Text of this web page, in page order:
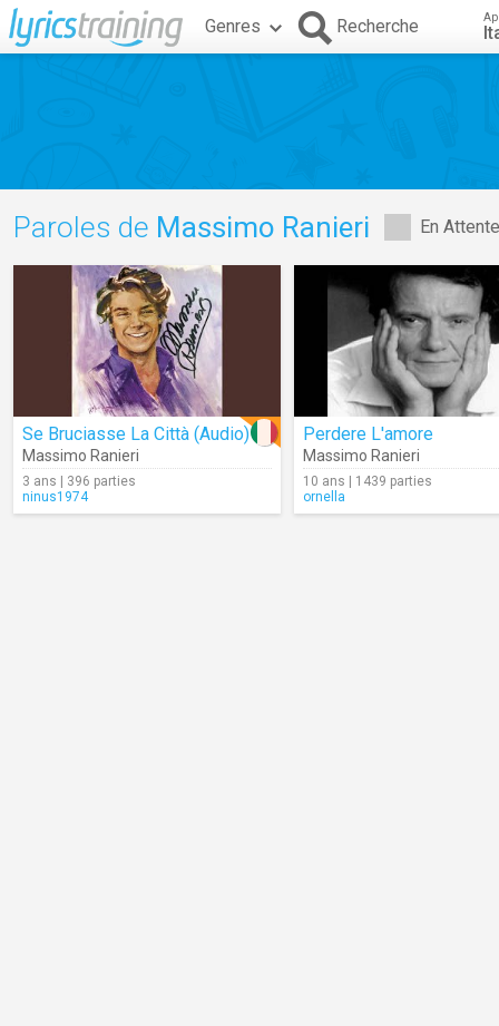
Genres Recherche
En
Paroles de Massimo Ranieri
Se Bruciasse La Città (Audio)
Massimo Ranieri
3 ans | 396 parties
ninus1974
Perdere L'amore
Massimo Ranieri
10 ans | 1439 parties
ornella